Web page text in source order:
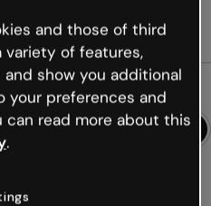
and those of third
variety of features,
show you additional
your preferences and
can read more about this
.